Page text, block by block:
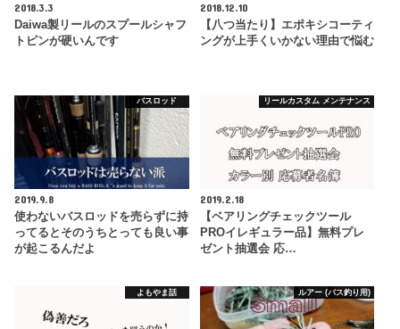
2018.3.3
Daiwa製リールのスプールシャフ
トピンが硬いんです
2018.12.10
【八つ当たり】エポキシコーティ
ングが上手くいかない理由で悩む
バスロッド
2019.9.8
使わないバスロッドを売らずに持
ってるとそのうちとっても良い事
が起こるんだよ
リールカスタム メンテナンス
2019.2.18
【ベアリングチェックツール
PROイレギュラー品】無料プレ
ゼント抽選会 応…
よもやま話 ルアー (バス釣り用)